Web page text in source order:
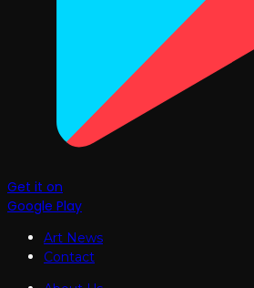
Get it on
Google Play
Art News
Contact